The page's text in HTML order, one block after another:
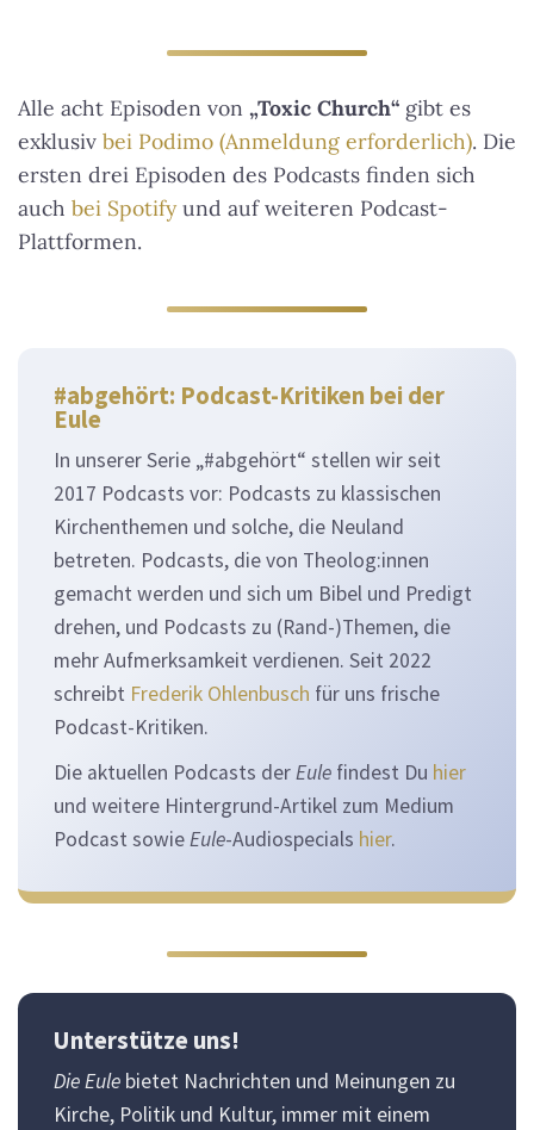
Alle acht Episoden von „Toxic Church“ gibt es
exklusiv bei Podimo (Anmeldung erforderlich). Die
ersten drei Episoden des Podcasts finden sich
auch bei Spotifyund auf weiteren Podcast-
Plattformen.
#abgehört: Podcast-Kritiken bei der
Eule
In unserer Serie „#abgehört“ stellen wir seit
2017 Podcasts vor: Podcasts zu klassischen
Kirchenthemen und solche, die Neuland
betreten. Podcasts, die von Theolog:innen
gemacht werden und sich um Bibel und Predigt
drehen, und Podcasts zu (Rand-)Themen, die
mehr Aufmerksamkeit verdienen. Seit 2022
schreibt Frederik Ohlenbusch für uns frische
Podcast-Kritiken.
Die aktuellen Podcasts derEule findest Du hier
und weitere Hintergrund-Artikel zum Medium
Podcast sowieEule-Audiospecials hier.
Unterstütze uns!
Die Eule bietet Nachrichten und Meinungen zu
Kirche, Politik und Kultur, immer mit einem